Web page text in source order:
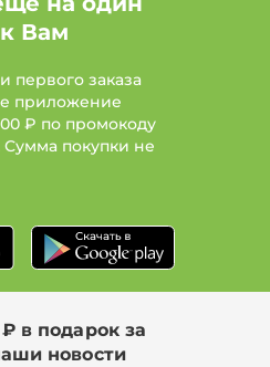
Вам
заказа
приложение
₽ по промокоду
покупки не
в подарок за
новости